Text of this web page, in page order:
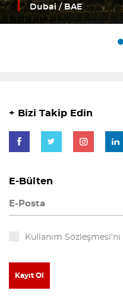
Dubai / BAE
+ Bizi Takip Edin
E-Bülten
Kullanım
Kayıt Ol